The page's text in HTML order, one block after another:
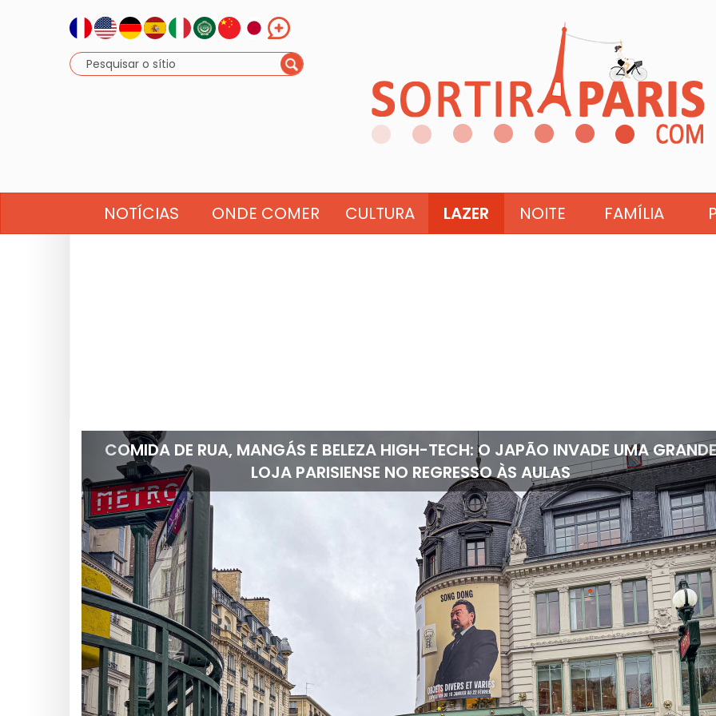
NOTÍCIAS ONDE COMER CULTURA LAZER NOITE FAMÍLIA
O TRAJETO PARIS – AEROPORTO BARATO E SEM ESTRESSE: A DICA QUE MUDA
COM A FREE2MOVE